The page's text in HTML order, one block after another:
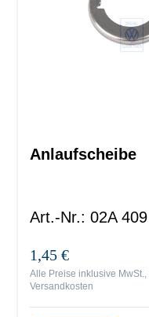
Anlaufscheibe
Art.-Nr.: 02A
1,45 €
Alle Preise inklusive MwSt.,
Versandkosten